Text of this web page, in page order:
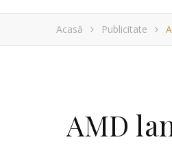
Acasă Publicitate
AMD